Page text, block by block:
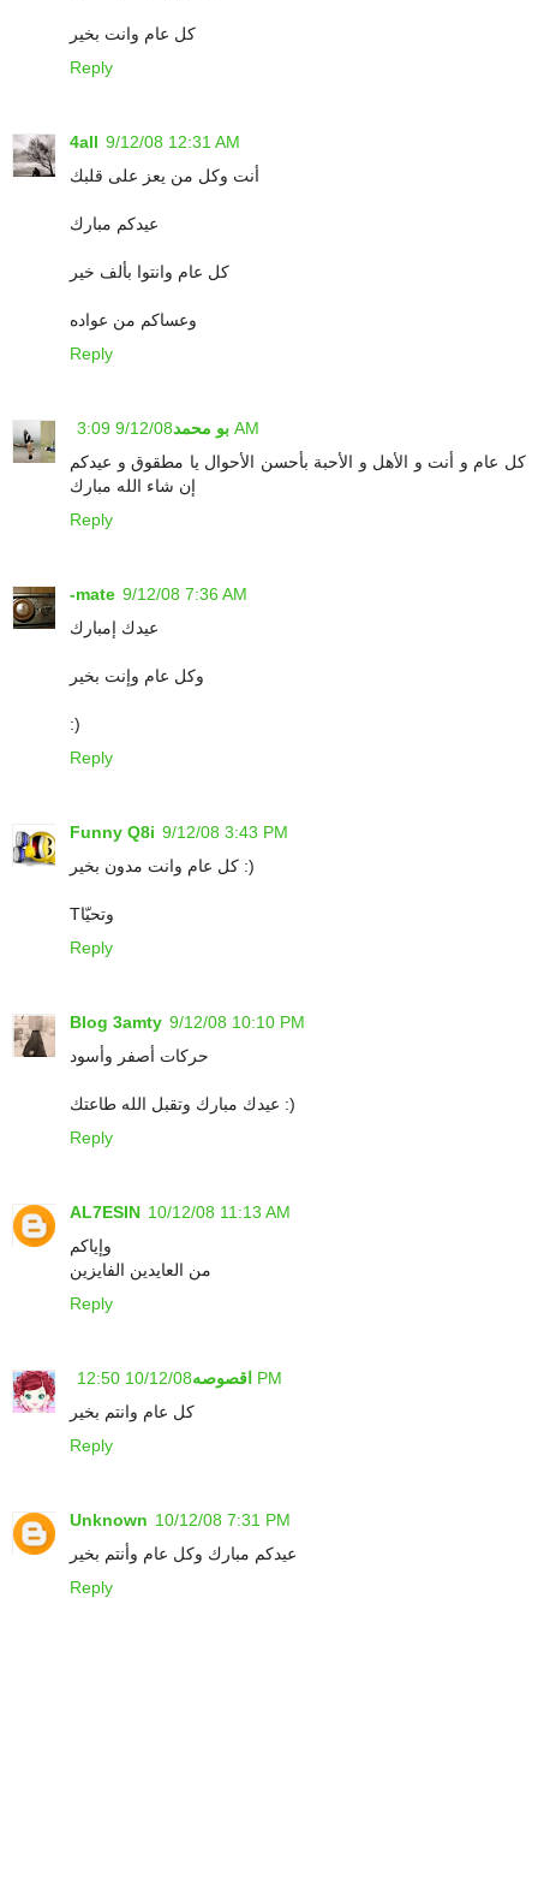
كل عام وانت بخير
Reply
4all 9/12/08 12:31 AM
أنت وكل من يعز على قلبك
عيدكم مبارك
كل عام وانتوا بألف خير
وعساكم من عواده
Reply
بو محمد 9/12/08 3:09 AM
كل عام و أنت و الأهل و الأحبة بأحسن الأحوال يا مطقوق و عيدكم
إن شاء الله مبارك
Reply
-mate 9/12/08 7:36 AM
عيدك إمبارك
وكل عام وإنت بخير
:)
Reply
Funny Q8i 9/12/08 3:43 PM
كل عام وانت مدون بخير :)
Tوتحيّا
Reply
Blog 3amty 9/12/08 10:10 PM
حركات أصفر وأسود
عيدك مبارك وتقبل الله طاعتك :)
Reply
AL7ESIN 10/12/08 11:13 AM
وإياكم
من العايدين الفايزين
Reply
اقصوصه 10/12/08 12:50 PM
كل عام وانتم بخير
Reply
Unknown 10/12/08 7:31 PM
عيدكم مبارك وكل عام وأنتم بخير
Reply